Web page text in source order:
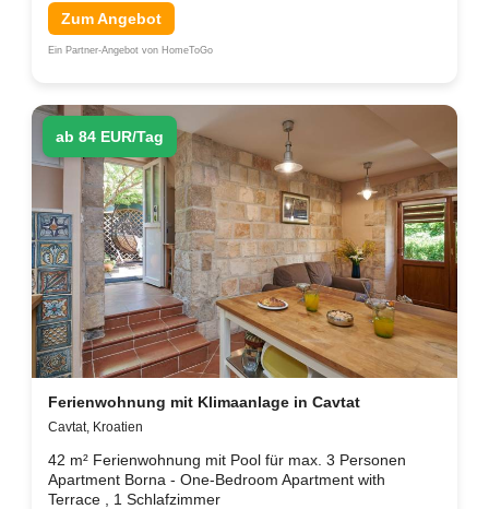
Zum Angebot
Ein Partner-Angebot von HomeToGo
ab 84 EUR/Tag
Ferienwohnung mit Klimaanlage in Cavtat
Cavtat, Kroatien
42 m² Ferienwohnung mit Pool für max. 3 Personen
Apartment Borna - One-Bedroom Apartment with
Terrace , 1 Schlafzimmer